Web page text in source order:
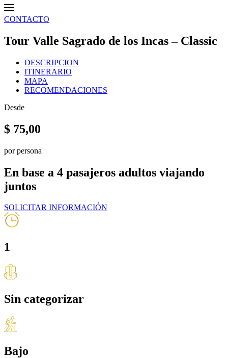
CONTACTO
Tour Valle Sagrado de los Incas – Classic
DESCRIPCION
ITINERARIO
MAPA
RECOMENDACIONES
Desde
$ 75,00
por persona
En base a 4 pasajeros adultos viajando
juntos
SOLICITAR INFORMACIÓN
1
Sin categorizar
Bajo